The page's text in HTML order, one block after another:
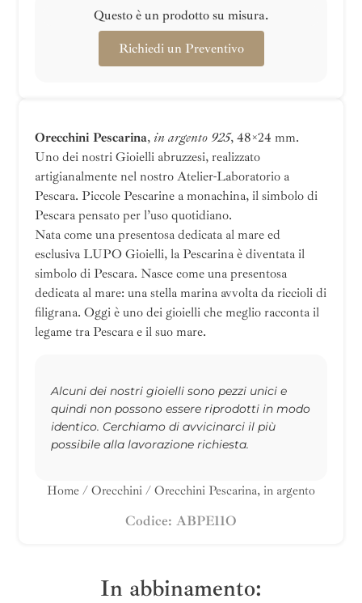
Questo è un prodotto su misura.
Richiedi un Preventivo
Orecchini Pescarina, in argento 925, 48×24 mm.
Uno dei nostri Gioielli abruzzesi, realizzato
artigianalmente nel nostro Atelier-Laboratorio a
Pescara. Piccole Pescarine a monachina, il simbolo di
Pescara pensato per l’uso quotidiano.
Nata come una presentosa dedicata al mare ed
esclusiva LUPO Gioielli, la Pescarina è diventata il
simbolo di Pescara. Nasce come una presentosa
dedicata al mare: una stella marina avvolta da riccioli di
filigrana. Oggi è uno dei gioielli che meglio racconta il
legame tra Pescara e il suo mare.
Alcuni dei nostri gioielli sono pezzi unici e
quindi non possono essere riprodotti in modo
identico. Cerchiamo di avvicinarci il più
possibile alla lavorazione richiesta.
Home / Orecchini / Orecchini Pescarina, in argento
Codice: ABPE11O
In abbinamento: